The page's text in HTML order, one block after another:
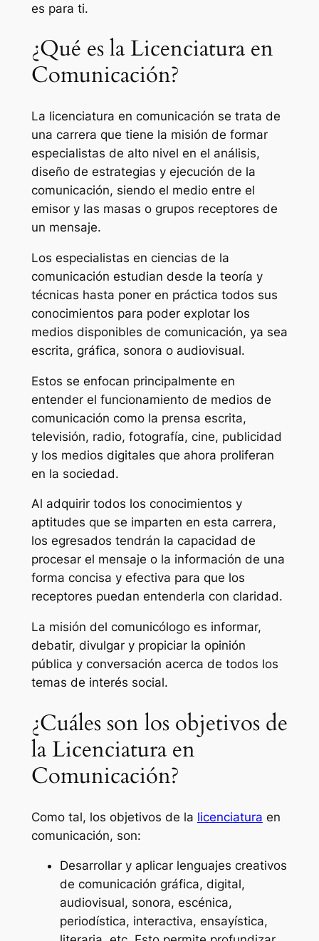
es para ti.
¿Qué es la Licenciatura en
Comunicación?
La licenciatura en comunicación se trata de
una carrera que tiene la misión de formar
especialistas de alto nivel en el análisis,
diseño de estrategias y ejecución de la
comunicación, siendo el medio entre el
emisor y las masas o grupos receptores de
un mensaje.
Los especialistas en ciencias de la
comunicación estudian desde la teoría y
técnicas hasta poner en práctica todos sus
conocimientos para poder explotar los
medios disponibles de comunicación, ya sea
escrita, gráfica, sonora o audiovisual.
Estos se enfocan principalmente en
entender el funcionamiento de medios de
comunicación como la prensa escrita,
televisión, radio, fotografía, cine, publicidad
y los medios digitales que ahora proliferan
en la sociedad.
Al adquirir todos los conocimientos y
aptitudes que se imparten en esta carrera,
los egresados tendrán la capacidad de
procesar el mensaje o la información de una
forma concisa y efectiva para que los
receptores puedan entenderla con claridad.
La misión del comunicólogo es informar,
debatir, divulgar y propiciar la opinión
pública y conversación acerca de todos los
temas de interés social.
¿Cuáles son los objetivos de
la Licenciatura en
Comunicación?
Como tal, los objetivos de la licenciatura en
comunicación, son:
Desarrollar y aplicar lenguajes creativos
de comunicación gráfica, digital,
audiovisual, sonora, escénica,
periodística, interactiva, ensayística,